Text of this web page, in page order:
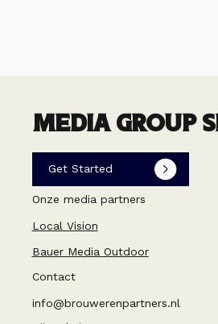
MEDIA GROUP
Get Started
Onze media partners
Local Vision
Bauer Media Outdoor
Contact
info@brouwerenpartners.nl